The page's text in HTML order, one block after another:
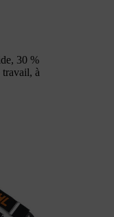
30 %
travail, à